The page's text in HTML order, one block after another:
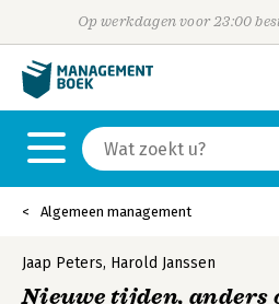
Op werkdagen voor 23:00
Algemeen management
Jaap Peters, Harold Janssen
Nieuwe tijden, anders